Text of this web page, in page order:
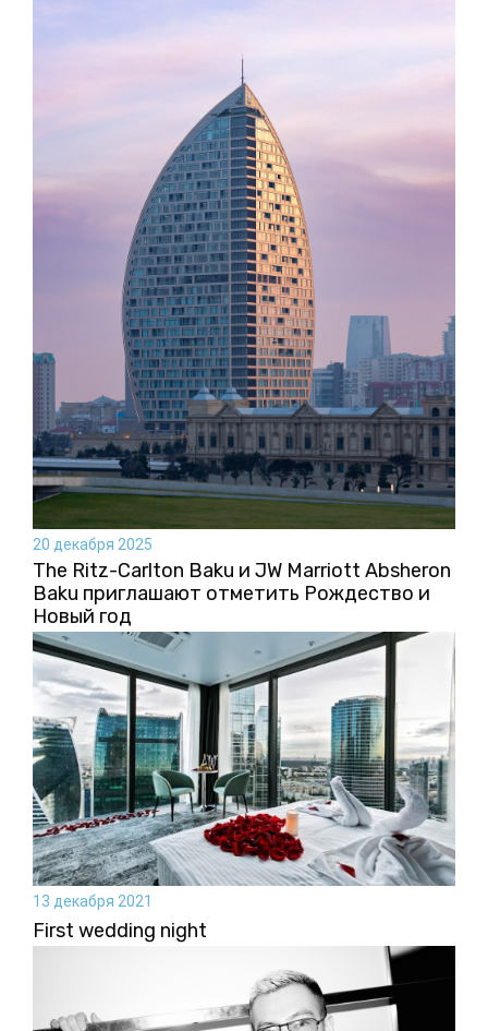
20 декабря 2025
The Ritz-Carlton Baku и JW Marriott Absheron
Baku приглашают отметить Рождество и
Новый год
13 декабря 2021
First wedding night